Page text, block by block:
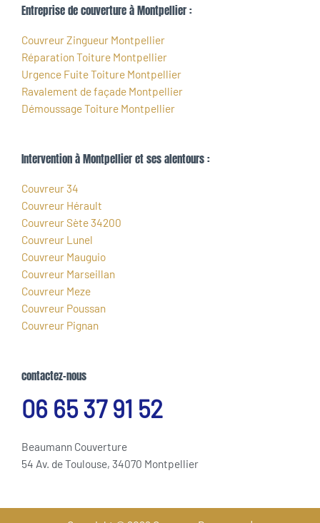
Entreprise de couverture à Montpellier :
Couvreur Zingueur Montpellier
Réparation Toiture Montpellier
Urgence Fuite Toiture Montpellier
Ravalement de façade Montpellier
Démoussage Toiture Montpellier
Intervention à Montpellier et ses alentours :
Couvreur 34
Couvreur Hérault
Couvreur Sète 34200
Couvreur Lunel
Couvreur Mauguio
Couvreur Marseillan
Couvreur Meze
Couvreur Poussan
Couvreur Pignan
contactez-nous
06 65 37 91 52
Beaumann Couverture
54 Av. de Toulouse, 34070 Montpellier